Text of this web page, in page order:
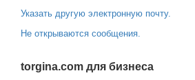
Указать другую электронную почту.
Не открываются сообщения.
torgina.com для бизнеса